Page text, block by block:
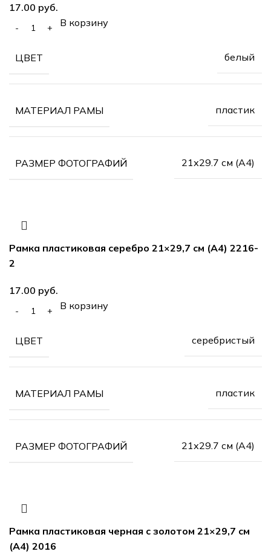
17.00 руб.
В корзину
ЦВЕТ белый
МАТЕРИАЛ РАМЫ пластик
РАЗМЕР ФОТОГРАФИЙ 21х29.7 см (А4)
Рамка пластиковая серебро 21×29,7 см (А4) 2216-
2
17.00 руб.
В корзину
ЦВЕТ серебристый
МАТЕРИАЛ РАМЫ пластик
РАЗМЕР ФОТОГРАФИЙ 21х29.7 см (А4)
Рамка пластиковая черная с золотом 21×29,7 см
(А4) 2016